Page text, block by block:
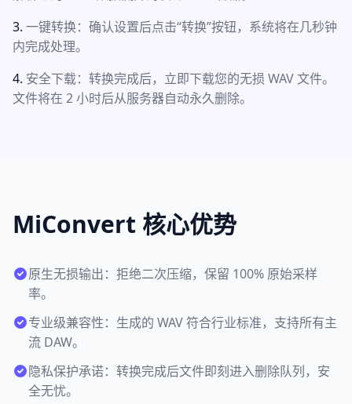
一键转换：确认设置后点击“转换”按钮，系统将在几秒钟
内完成处理。
安全下载：转换完成后，立即下载您的无损 WAV 文件。
文件将在 2 小时后从服务器自动永久删除。
MiConvert 核心优势
原生无损输出：拒绝二次压缩，保留 100% 原始采样
率。
专业级兼容性：生成的 WAV 符合行业标准，支持所有主
流 DAW。
隐私保护承诺：转换完成后文件即刻进入删除队列，安
全无忧。